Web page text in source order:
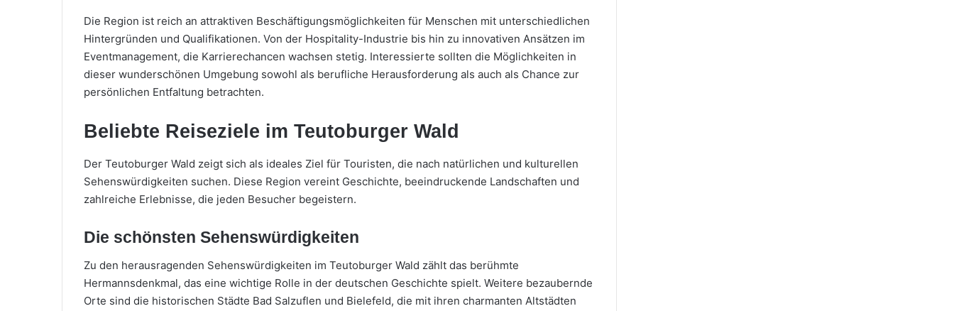
Die Region ist reich an attraktiven Beschäftigungsmöglichkeiten für Menschen mit unterschiedlichen
Hintergründen und Qualifikationen. Von der Hospitality-Industrie bis hin zu innovativen Ansätzen im
Eventmanagement, die Karrierechancen wachsen stetig. Interessierte sollten die Möglichkeiten in
dieser wunderschönen Umgebung sowohl als berufliche Herausforderung als auch als Chance zur
persönlichen Entfaltung betrachten.
Beliebte Reiseziele im Teutoburger Wald
Der Teutoburger Wald zeigt sich als ideales Ziel für Touristen, die nach natürlichen und kulturellen
Sehenswürdigkeiten suchen. Diese Region vereint Geschichte, beeindruckende Landschaften und
zahlreiche Erlebnisse, die jeden Besucher begeistern.
Die schönsten Sehenswürdigkeiten
Zu den herausragenden Sehenswürdigkeiten im Teutoburger Wald zählt das berühmte
Hermannsdenkmal, das eine wichtige Rolle in der deutschen Geschichte spielt. Weitere bezaubernde
Orte sind die historischen Städte Bad Salzuflen und Bielefeld, die mit ihren charmanten Altstädten